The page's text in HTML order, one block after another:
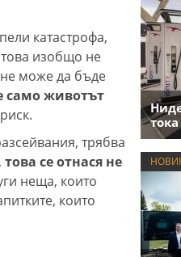
катастрофа,
изобщо не
не може да бъде
само животът
трябва
това се отнася не
неща, които
които